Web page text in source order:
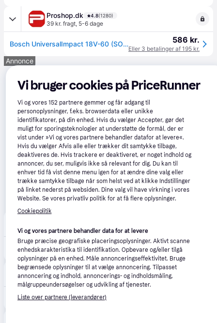
Proshop.dk 4.8(1280)
39 kr. fragt, 5-6 dage
Bosch UniversalImpact 18V-60 (SOLO) 586 kr.
Eller 3 betalinger af 195 kr.
Annonce
59 kr. fragt,1 dag
Bosch UniversalImpact 18V-60 Akku Boremaskine Uden Batteri (18V) 585 kr.
Eller 3 betalinger af 195 kr.
Homeshop.dk 4.0(1)
49 kr. fragt,1-3 dage
Vi bruger cookies på PriceRunner
Vi og vores 152 partnere gemmer og får adgang til
personoplysninger, f.eks. browserdata eller unikke
identifikatorer, på din enhed. Hvis du vælger Accepter, gør det
muligt for sporingsteknologier at understøtte de formål, der er
vist under »Vi og vores partnere behandler datafor at levere«.
Hvis du vælger Afvis alle eller trækker dit samtykke tilbage,
deaktiveres de. Hvis trackere er deaktiveret, er noget indhold og
annoncer, du ser, muligvis ikke så relevant for dig. Du kan til
enhver tid få vist denne menu igen for at ændre dine valg eller
trække samtykke tilbage når som helst ved at klikke Indstillinger
på linket nederst på websiden. Dine valg vil have virkning i vores
Website. Se vores privatliv politik for at få flere oplysninger.
Cookiepolitik
Vi og vores partnere behandler data for at levere
Bruge præcise geografiske placeringsoplysninger. Aktivt scanne
enhedskarakteristika til identifikation. Opbevare og/eller tilgå
oplysninger på en enhed. Måle annonceringseffektivitet. Bruge
begrænsede oplysninger til at vælge annoncering. Tilpasset
annoncering og indhold, annoncerings- og indholdsmåling,
målgruppeundersøgelser og udvikling af tjenester.
Liste over partnere (leverandører)